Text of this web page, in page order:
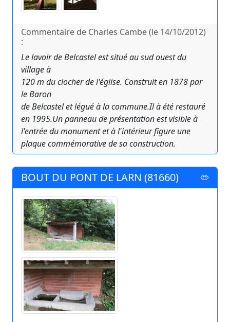
Commentaire de Charles Cambe (le 14/10/2012)
:
Le lavoir de Belcastel est situé au sud ouest du
village à
120 m du clocher de l'église. Construit en 1878 par
le Baron
de Belcastel et légué à la commune.Il à été restauré
en 1995.Un panneau de présentation est visible à
l'entrée du monument et à l'intérieur figure une
plaque commémorative de sa construction.
BOUT DU PONT DE LARN (81660)